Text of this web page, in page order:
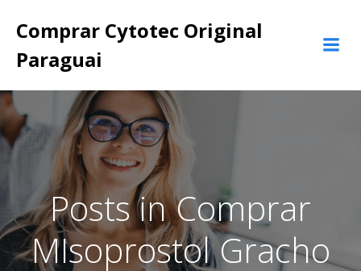
para
Comprar Cytotec Original
Paraguai
Posts in Comprar
MIsoprostol Gracho